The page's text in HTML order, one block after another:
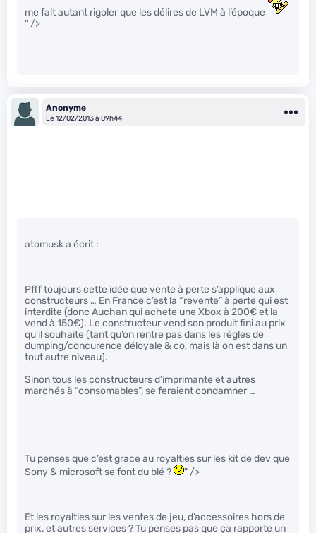
me fait autant rigoler que les délires de LVM à l’époque
" />
Anonyme
Le 12/02/2013 à 09h44
atomusk a écrit :
Pfff toujours cette idée que vente à perte s’applique aux
constructeurs … En France c’est la “revente” à perte qui est
interdite (donc Auchan qui achete une Xbox à 200€ et la
vend à 150€). Le constructeur vend son produit fini au prix
qu’il souhaite (tant qu’on rentre pas dans les régles de
dumping/concurence déloyale & co, mais là on est dans un
tout autre niveau).
Sinon tous les constructeurs d’imprimante et autres
marchés à “consomables”, se feraient condamner …
Tu penses que c’est grace au royalties sur les kit de dev que
Sony & microsoft se font du blé ?
" />
Et les royalties sur les ventes de jeu, d’accessoires hors de
prix, et autres services ? Tu penses pas que ça rapporte un